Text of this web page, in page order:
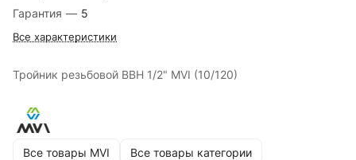
Гарантия — 5
Все характеристики
Тройник резьбовой ВВН 1/2" MVI (10/120)
Все товары MVI Все товары категории